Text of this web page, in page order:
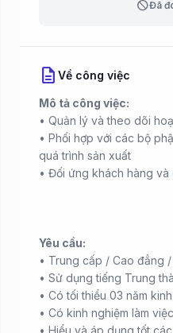
blockĐã
description Về công việc
Mô tả công việc:
• Quản lý và theo dõi
• Phối hợp với các bộ
quá trình sản xuất
• Đối ứng khách hàng
Yêu cầu:
• Trung cấp / Cao đẳng
• Sử dụng tiếng Trung
• Có tối thiểu 03 năm
• Có kinh nghiệm làm
• Hiểu và áp dụng tốt